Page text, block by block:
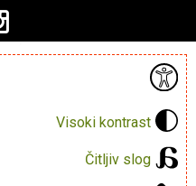
Visoki kontrast
Čitljiv slog